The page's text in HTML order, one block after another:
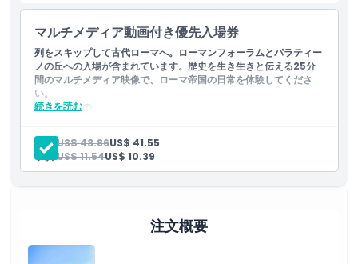
パラティーノの丘とフォロ・ロマーノの訪問は、ローマの豊かな歴
史を体験したい人には必須です。歴史愛好家、建築ファン、あるい
は古代世界の驚異を探検したい旅行者であっても、この入場券があ
ればローマの偉大さを間近で目にすることができます。今すぐパラ
ティーノの丘とフォロ・ロマーノの入場券を予約して、永遠の都の
魅力的な過去に浸ってください。
ハイライト
子供／大人ポリシー
マルチメディア動画付き優先入場券
列をスキップして古代ローマへ。ローマンフォーラムとパラティー
ノの丘への入場が含まれています。歴史を生き生きと伝える25分
間のマルチメディア映像で、ローマ帝国の日常を体験してくださ
い。
続きを読む
含まれるもの
両考古遺跡への入場チケット
25分間のマルチメディア映像体験
集合場所での案内とサポート
大人: US$ 43.86US$ 41.55
子供:US$ 11.54US$ 10.39
注文概要